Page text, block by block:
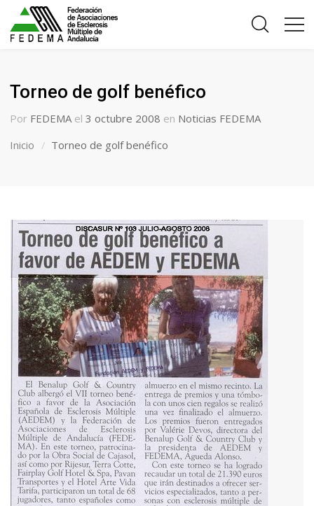
Torneo de golf benéfico
Por FEDEMA el 3 octubre 2008 en Noticias FEDEMA
Inicio
Torneo de golf benéfico